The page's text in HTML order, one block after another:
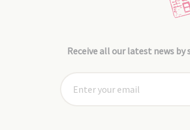
Receive all our latest news